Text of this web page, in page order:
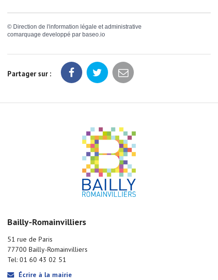
© Direction de l'information légale et administrative
comarquage developpé par baseo.io
Partager sur :
Bailly-Romainvilliers
51 rue de Paris
77700 Bailly-Romainvilliers
Tel: 01 60 43 02 51
Écrire à la mairie